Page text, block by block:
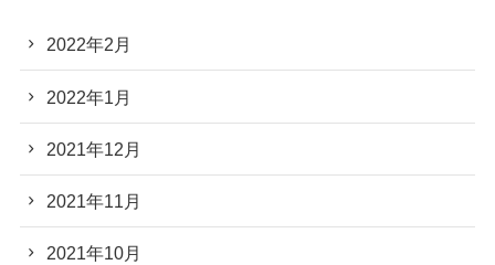
2022年2月
2022年1月
2021年12月
2021年11月
2021年10月